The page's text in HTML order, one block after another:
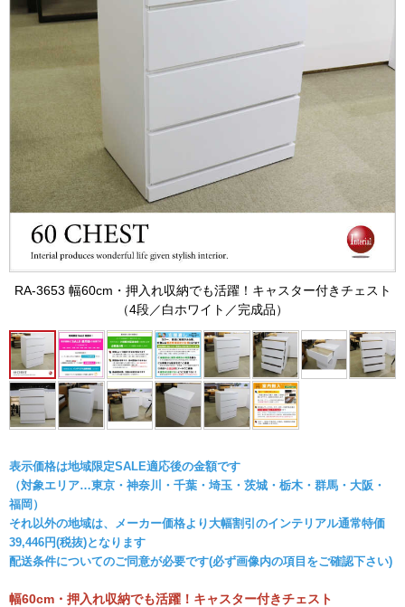
RA-3653 幅60cm・押入れ収納でも活躍！キャスター付きチェスト
（4段／白ホワイト／完成品）
表示価格は地域限定SALE適応後の金額です
（対象エリア…東京・神奈川・千葉・埼玉・茨城・栃木・群馬・大阪・
福岡）
それ以外の地域は、メーカー価格より大幅割引のインテリアル通常特価
39,446円(税抜)となります
配送条件についてのご同意が必要です(必ず画像内の項目をご確認下さい)
幅60cm・押入れ収納でも活躍！キャスター付きチェスト